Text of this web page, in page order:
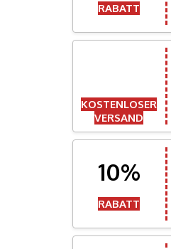
RABATT
KOSTENLOSER
VERSAND
10%
RABATT